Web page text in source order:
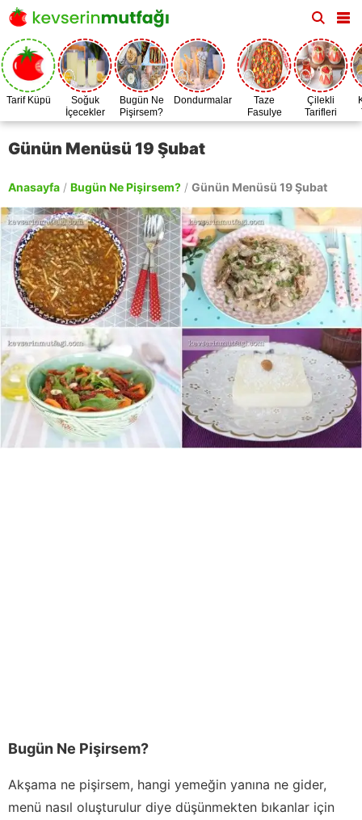
Tarif Küpü
Soğuk
İçecekler
Bugün Ne
Pişirsem?
Dondurmalar
Taze
Fasulye
Zamanı
Çilekli
Tarifleri
Günün Menüsü 19 Şubat
Anasayfa / Bugün Ne Pişirsem? / Günün Menüsü 19 Şubat
Bugün Ne Pişirsem?
Akşama ne pişirsem, hangi yemeğin yanına ne gider,
menü nasıl oluşturulur diye düşünmekten bıkanlar için